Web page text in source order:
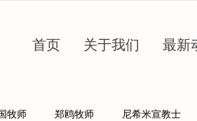
首页 关于我们 最新
牧师 郑鸥牧师 尼希米宣教士